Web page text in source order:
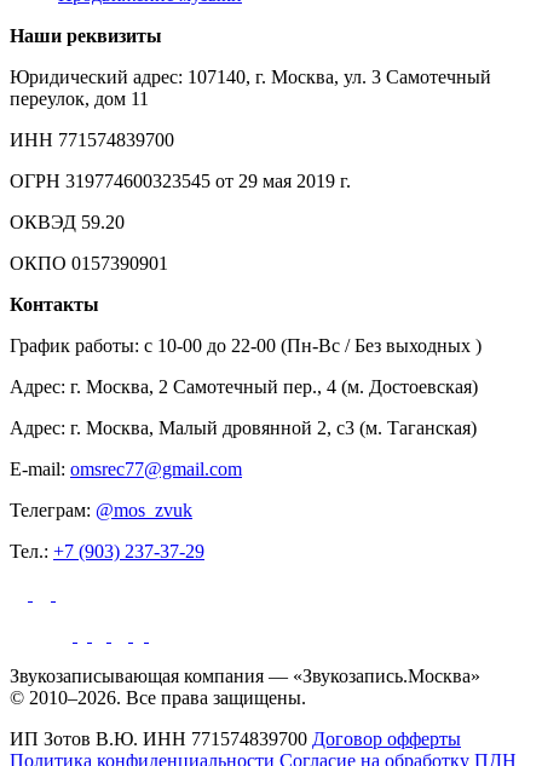
Наши реквизиты
Юридический адрес: 107140, г. Москва, ул. 3 Самотечный
переулок, дом 11
ИНН 771574839700
ОГРН 319774600323545 от 29 мая 2019 г.
ОКВЭД 59.20
ОКПО 0157390901
Контакты
График работы: c 10-00 до 22-00 (Пн-Вс / Без выходных )
Адрес: г. Москва, 2 Самотечный пер., 4 (м. Достоевская)
Адрес: г. Москва, Малый дровянной 2, с3 (м. Таганская)
E-mail: omsrec77@gmail.com
Телеграм: @mos_zvuk
Тел.: +7 (903) 237-37-29
Звукозаписывающая компания — «Звукозапись.Москва»
© 2010–2026. Все права защищены.
ИП Зотов В.Ю. ИНН 771574839700 Договор офферты
Политика конфиденциальности Согласие на обработку ПДН